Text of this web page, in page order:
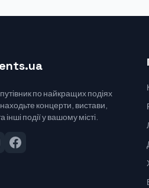
по найкращих подіях
концерти, вистави,
інші події у вашому місті.